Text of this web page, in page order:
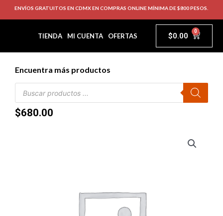
ENVÍOS GRATUITOS EN CDMX EN COMPRAS ONLINE MÍNIMA DE $800 PESOS.
TIENDA MI CUENTA OFERTAS $0.00 0
Encuentra más productos
$680.00